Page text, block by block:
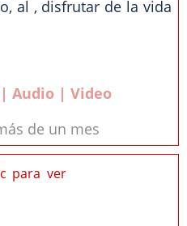
al , disfrutar de la vida
Audio | Video
de un mes